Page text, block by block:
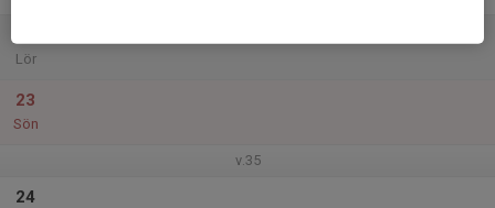
Lör
23
Sön
v.35
24